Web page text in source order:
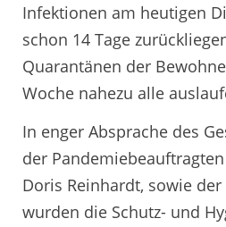
Infektionen am heutigen
schon 14 Tage
Quarantänen der
Woche nahezu alle
In enger Absprache des
der
Doris Reinhardt, sowie
wurden die Schutz- und